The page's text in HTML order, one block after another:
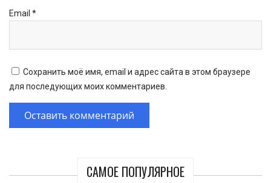
САМОЕ ПОПУЛЯРНОЕ
Email *
Сохранить моё имя, email и адрес сайта в этом браузере
для последующих моих комментариев.